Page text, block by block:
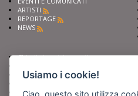
ARTISTI
REPORTAGE
NEWS
Chiedi ai nostri esperti
Fai pubblicità con noi
Iscriviti al nostro corso di
Usiamo i cookie!
Ciao, questo sito utilizza